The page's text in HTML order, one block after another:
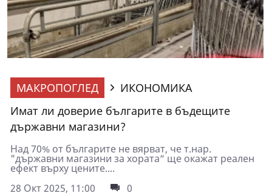
МАКРОПОГЛЕД
ИКОНОМИКА
Имат ли доверие българите в бъдещите
държавни магазини?
Над 70% от българите не вярват, че т.нар.
"държавни магазини за хората“ ще окажат реален
ефект върху цените....
28 Окт 2025, 11:00
0